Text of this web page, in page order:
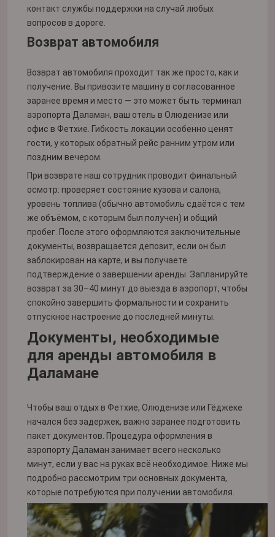
контакт службы поддержки на случай любых
вопросов в дороге.
Возврат автомобиля
Возврат автомобиля проходит так же просто, как и
получение. Вы привозите машину в согласованное
заранее время и место — это может быть терминал
аэропорта Даламан, ваш отель в Олюденизе или
офис в Фетхие. Гибкость локации особенно ценят
гости, у которых обратный рейс ранним утром или
поздним вечером.
При возврате наш сотрудник проводит финальный
осмотр: проверяет состояние кузова и салона,
уровень топлива (обычно автомобиль сдаётся с тем
же объёмом, с которым был получен) и общий
пробег. После этого оформляются заключительные
документы, возвращается депозит, если он был
заблокирован на карте, и вы получаете
подтверждение о завершении аренды. Запланируйте
возврат за 30–40 минут до выезда в аэропорт, чтобы
спокойно завершить формальности и сохранить
отпускное настроение до последней минуты.
Документы, необходимые
для аренды автомобиля в
Даламане
Чтобы ваш отдых в Фетхие, Олюденизе или Гёджеке
начался без задержек, важно заранее подготовить
пакет документов. Процедура оформления в
аэропорту Даламан занимает всего несколько
минут, если у вас на руках всё необходимое. Ниже мы
подробно рассмотрим три основных документа,
которые потребуются при получении автомобиля.